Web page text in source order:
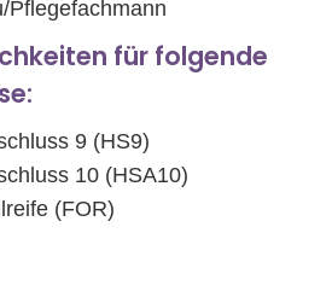
Pflegefachmann
für folgende
9 (HS9)
10 (HSA10)
(FOR)